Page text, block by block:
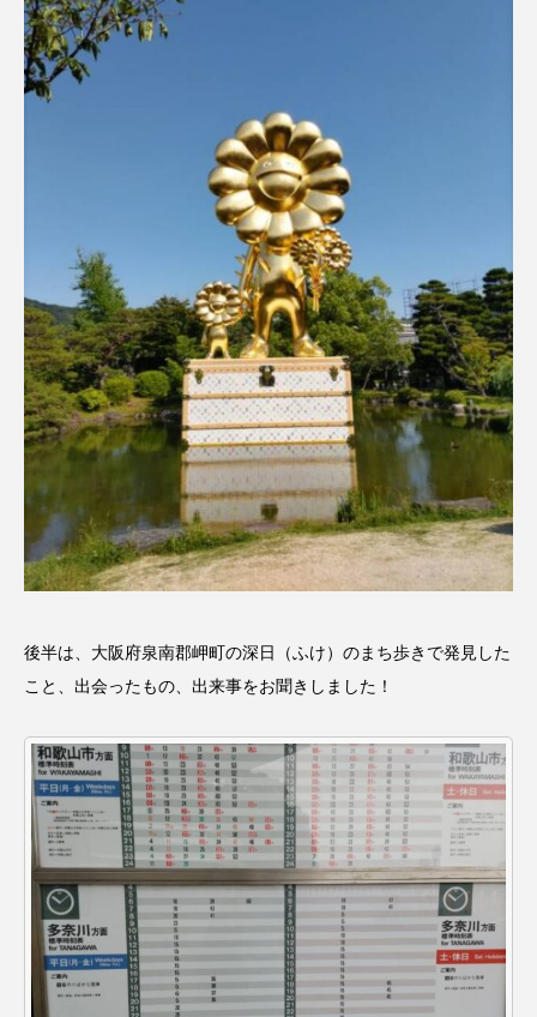
HONEY FM
JAZZ
Let's 追求 The 牛肉
LOST LAND
MOCOコレクション オムニバス
Playground/校庭 ROKKO 森の音ミュージアム
ROKKO森の音ミュージアム Rooting Aroma
SAKDAC HARMO
SANDA ORGANIC VILLAGE MEETINGのつながるラジオ
SDGs・タイプスマート農業推進プロジェクト関西学院
AgriNOVA
SIKIガーデン Autumn Season
SPOTTED PRODUCTIONS/TWIN
SUNSUNキッズ The Room Next Door
This is SUEKI We Live In Time WICKED
youtube Yukoの子連れハワイ旅珍道中
⻑尾謙杜
後半は、大阪府泉南郡岬町の深日（ふけ）のまち歩きで発見した
こと、出会ったもの、出来事をお聞きしました！